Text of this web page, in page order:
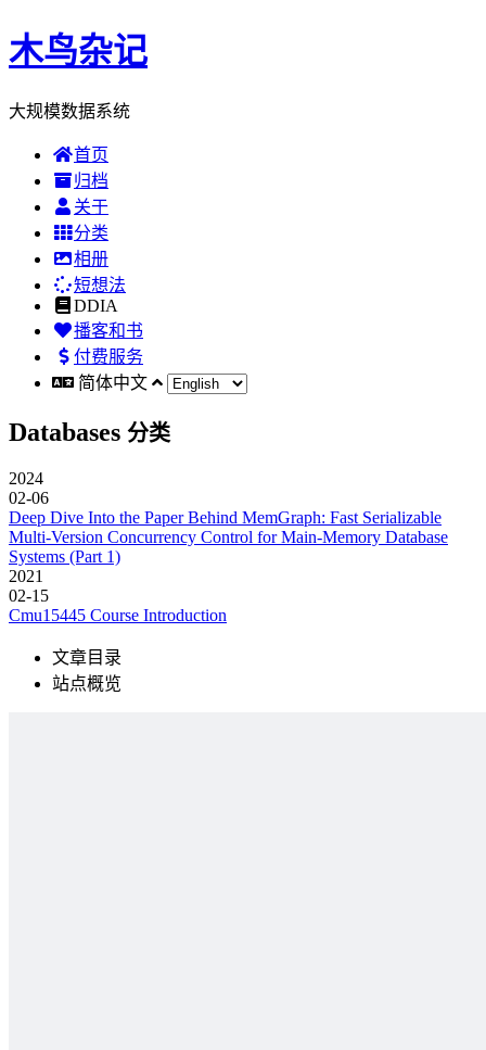
木鸟杂记
大规模数据系统
首页
归档
关于
分类
相册
短想法
DDIA
播客和书
付费服务
简体中文
Databases 分类
2024
02-06
Deep Dive Into the Paper Behind MemGraph: Fast Serializable
Multi-Version Concurrency Control for Main-Memory Database
Systems (Part 1)
2021
02-15
Cmu15445 Course Introduction
文章目录
站点概览